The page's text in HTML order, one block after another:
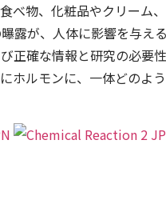
べ物、化粧品やクリーム
露が、人体に影響を与え
正確な情報と研究の必要
ホルモンに、一体どのよ